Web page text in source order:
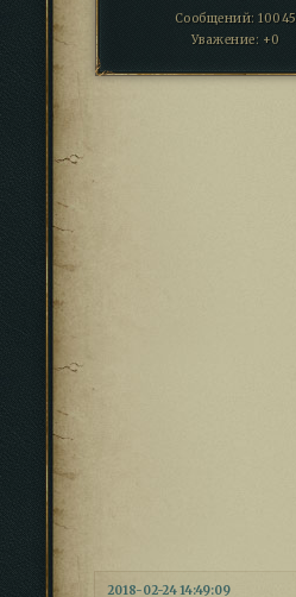
Сообщений: 10045
Уважение: +0
2018-02-24 14:49:09